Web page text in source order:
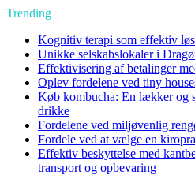
Trending
Kognitiv terapi som effektiv
Unikke selskabslokaler i
Effektivisering af betalinger
Oplev fordelene ved tiny
Køb kombucha: En lækker og
drikke
Fordelene ved miljøvenlig
Fordele ved at vælge en
Effektiv beskyttelse med
transport og opbevaring